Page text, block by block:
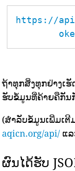
https://
ຖ້າທຸກສິ່ງທຸກຢ່າງເ
ຮັບຂໍ້ມູນທີ່ຄ້າຍຄືກັນ
(ສຳລັບຂໍ້ມູນເພີ່ມເຕີ
aqicn.org/api/ ແ
ຜົນໄດ້ຮັບ